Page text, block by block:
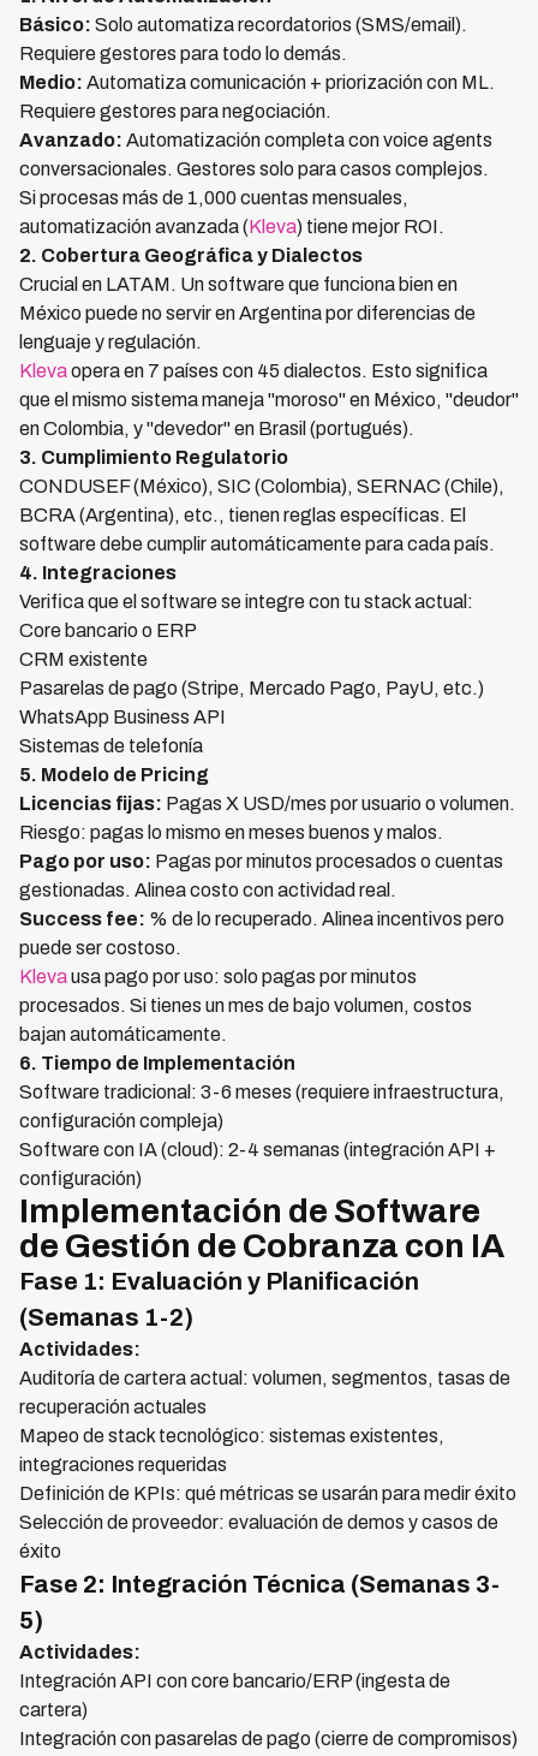
Básico: Solo automatiza recordatorios (SMS/email).
Requiere gestores para todo lo demás.
Medio: Automatiza comunicación + priorización con ML.
Requiere gestores para negociación.
Avanzado: Automatización completa con voice agents
conversacionales. Gestores solo para casos complejos.
Si procesas más de 1,000 cuentas mensuales,
automatización avanzada (Kleva) tiene mejor ROI.
2. Cobertura Geográfica y Dialectos
Crucial en LATAM. Un software que funciona bien en
México puede no servir en Argentina por diferencias de
lenguaje y regulación.
Klevaopera en 7 países con 45 dialectos. Esto significa
que el mismo sistema maneja "moroso" en México, "deudor"
en Colombia, y "devedor" en Brasil (portugués).
3. Cumplimiento Regulatorio
CONDUSEF (México), SIC (Colombia), SERNAC (Chile),
BCRA (Argentina), etc., tienen reglas específicas. El
software debe cumplir automáticamente para cada país.
4. Integraciones
Verifica que el software se integre con tu stack actual:
Core bancario o ERP
CRM existente
Pasarelas de pago (Stripe, Mercado Pago, PayU, etc.)
WhatsApp Business API
Sistemas de telefonía
5. Modelo de Pricing
Licencias fijas: Pagas X USD/mes por usuario o volumen.
Riesgo: pagas lo mismo en meses buenos y malos.
Pago por uso: Pagas por minutos procesados o cuentas
gestionadas. Alinea costo con actividad real.
Success fee: % de lo recuperado. Alinea incentivos pero
puede ser costoso.
Klevausa pago por uso: solo pagas por minutos
procesados. Si tienes un mes de bajo volumen, costos
bajan automáticamente.
6. Tiempo de Implementación
Software tradicional: 3-6 meses (requiere infraestructura,
configuración compleja)
Software con IA (cloud): 2-4 semanas (integración API +
configuración)
Implementación de Software
de Gestión de Cobranza con IA
Fase 1: Evaluación y Planificación
(Semanas 1-2)
Actividades:
Auditoría de cartera actual: volumen, segmentos, tasas de
recuperación actuales
Mapeo de stack tecnológico: sistemas existentes,
integraciones requeridas
Definición de KPIs: qué métricas se usarán para medir éxito
Selección de proveedor: evaluación de demos y casos de
éxito
Fase 2: Integración Técnica (Semanas 3-
5)
Actividades:
Integración API con core bancario/ERP (ingesta de
cartera)
Integración con pasarelas de pago (cierre de compromisos)